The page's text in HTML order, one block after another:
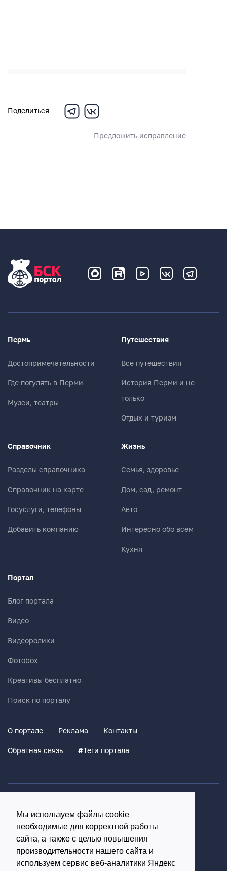
Мы используем файлы cookie
необходимые для корректной работы
сайта, а также с целью повышения
производительности нашего сайта и
используем сервис веб-аналитики Яндекс
Поделиться
Предложить исправление
Пермь
Достопримечательности
Где погулять в Перми
Музеи, театры
Путешествия
Все путешествия
История Перми и не
только
Отдых и туризм
Справочник
Разделы справочника
Справочник на карте
Госуслуги, телефоны
Добавить компанию
Жизнь
Семья, здоровье
Дом, сад, ремонт
Авто
Интересно обо всем
Кухня
Портал
Блог портала
Видео
Видеоролики
Фотоbox
Креативы бесплатно
Поиск по порталу
О портале Реклама Контакты
Обратная связь #Теги портала
Согласие на обработку персональных данных
© Использование материалов возможно только с